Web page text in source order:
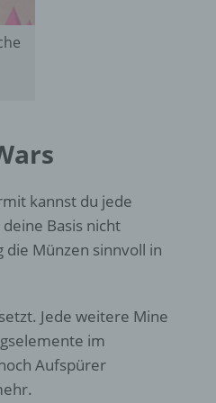
kannst du jede
Basis nicht
Münzen sinnvoll in
Jede weitere Mine
im
Aufspürer